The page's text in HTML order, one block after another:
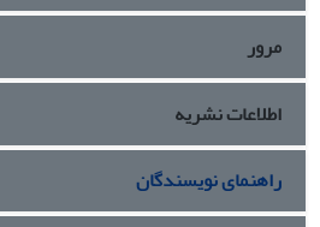
مرور
اطلاعات نشریه
راهنمای نویسندگان